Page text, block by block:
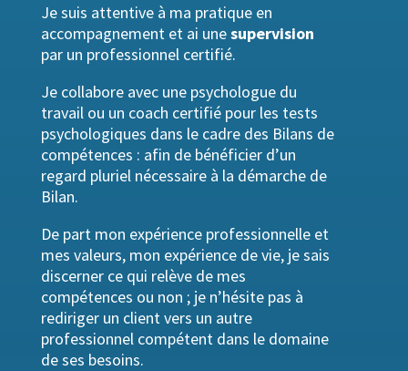
Je suis attentive à ma pratique en
accompagnement et ai unesupervision
par un professionnel certifié.
Je collabore avec une psychologue du
travail ou un coach certifié pour les tests
psychologiques dans le cadre des Bilans de
compétences : afin de bénéficier d’un
regard pluriel nécessaire à la démarche de
Bilan.
De part mon expérience professionnelle et
mes valeurs, mon expérience de vie, je sais
discerner ce qui relève de mes
compétences ou non ; je n’hésite pas à
rediriger un client vers un autre
professionnel compétent dans le domaine
de ses besoins.